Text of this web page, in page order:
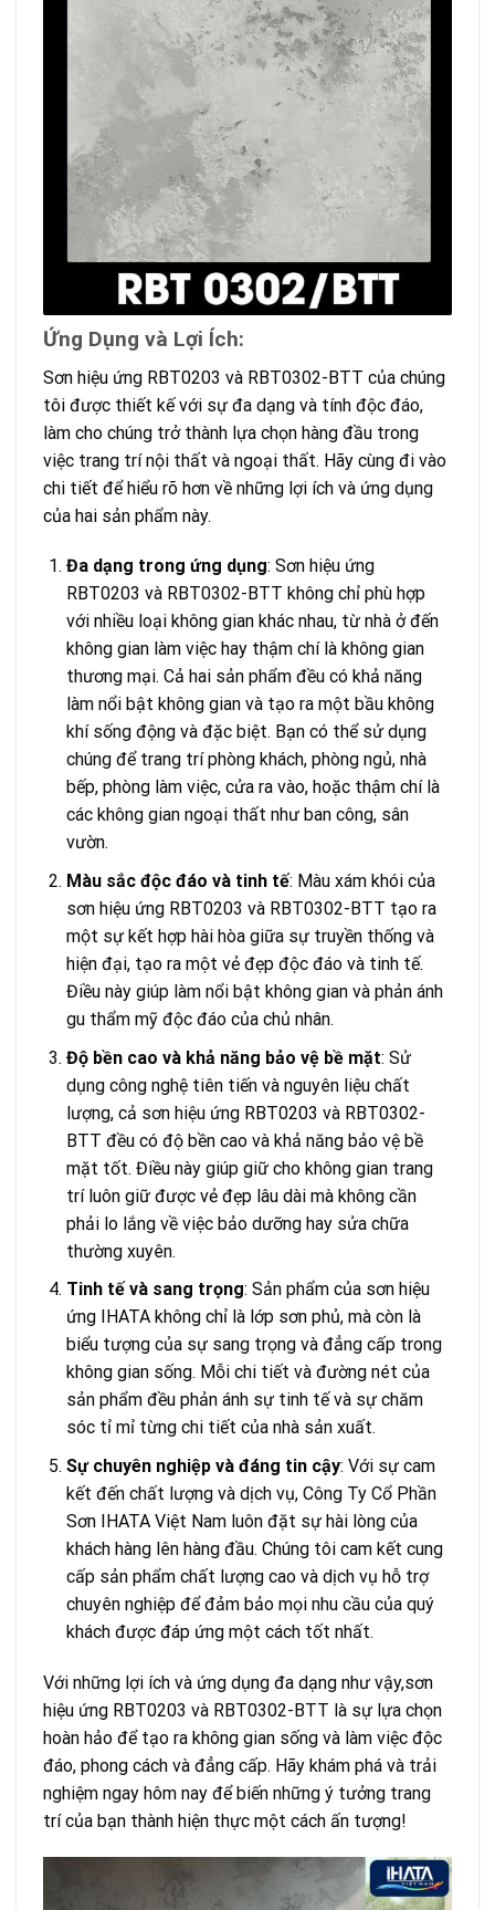
Ứng Dụng và Lợi Ích:
Sơn hiệu ứng RBT0203 và RBT0302-BTT của chúng
tôi được thiết kế với sự đa dạng và tính độc đáo,
làm cho chúng trở thành lựa chọn hàng đầu trong
việc trang trí nội thất và ngoại thất. Hãy cùng đi vào
chi tiết để hiểu rõ hơn về những lợi ích và ứng dụng
của hai sản phẩm này.
Đa dạng trong ứng dụng: Sơn hiệu ứng
RBT0203 và RBT0302-BTT không chỉ phù hợp
với nhiều loại không gian khác nhau, từ nhà ở đến
không gian làm việc hay thậm chí là không gian
thương mại. Cả hai sản phẩm đều có khả năng
làm nổi bật không gian và tạo ra một bầu không
khí sống động và đặc biệt. Bạn có thể sử dụng
chúng để trang trí phòng khách, phòng ngủ, nhà
bếp, phòng làm việc, cửa ra vào, hoặc thậm chí là
các không gian ngoại thất như ban công, sân
vườn.
Màu sắc độc đáo và tinh tế: Màu xám khói của
sơn hiệu ứng RBT0203 và RBT0302-BTT tạo ra
một sự kết hợp hài hòa giữa sự truyền thống và
hiện đại, tạo ra một vẻ đẹp độc đáo và tinh tế.
Điều này giúp làm nổi bật không gian và phản ánh
gu thẩm mỹ độc đáo của chủ nhân.
Độ bền cao và khả năng bảo vệ bề mặt: Sử
dụng công nghệ tiên tiến và nguyên liệu chất
lượng, cả sơn hiệu ứng RBT0203 và RBT0302-
BTT đều có độ bền cao và khả năng bảo vệ bề
mặt tốt. Điều này giúp giữ cho không gian trang
trí luôn giữ được vẻ đẹp lâu dài mà không cần
phải lo lắng về việc bảo dưỡng hay sửa chữa
thường xuyên.
Tinh tế và sang trọng: Sản phẩm của sơn hiệu
ứng IHATA không chỉ là lớp sơn phủ, mà còn là
biểu tượng của sự sang trọng và đẳng cấp trong
không gian sống. Mỗi chi tiết và đường nét của
sản phẩm đều phản ánh sự tinh tế và sự chăm
sóc tỉ mỉ từng chi tiết của nhà sản xuất.
Sự chuyên nghiệp và đáng tin cậy: Với sự cam
kết đến chất lượng và dịch vụ, Công Ty Cổ Phần
Sơn IHATA Việt Nam luôn đặt sự hài lòng của
khách hàng lên hàng đầu. Chúng tôi cam kết cung
cấp sản phẩm chất lượng cao và dịch vụ hỗ trợ
chuyên nghiệp để đảm bảo mọi nhu cầu của quý
khách được đáp ứng một cách tốt nhất.
Với những lợi ích và ứng dụng đa dạng như vậy,sơn
hiệu ứng RBT0203 và RBT0302-BTT là sự lựa chọn
hoàn hảo để tạo ra không gian sống và làm việc độc
đáo, phong cách và đẳng cấp. Hãy khám phá và trải
nghiệm ngay hôm nay để biến những ý tưởng trang
trí của bạn thành hiện thực một cách ấn tượng!